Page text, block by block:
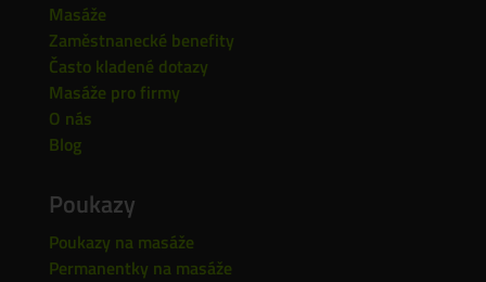
Masáže
Zaměstnanecké benefity
Často kladené dotazy
Masáže pro firmy
O nás
Blog
Poukazy
Poukazy na masáže
Permanentky na masáže